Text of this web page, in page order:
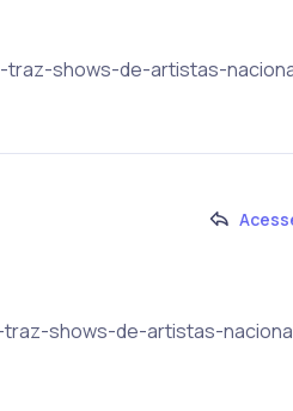
traz-shows-de-artistas-
traz-shows-de-artistas-